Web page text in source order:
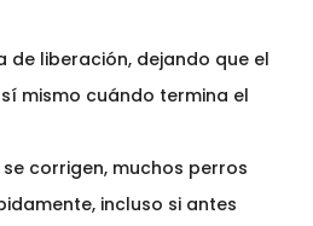
de liberación, dejando que el
mismo cuándo termina el
corrigen, muchos perros
incluso si antes